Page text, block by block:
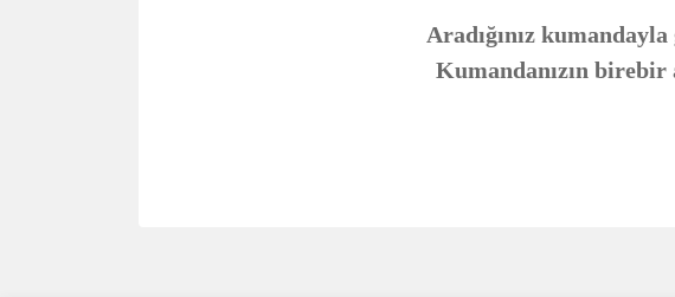
Aradığınız
Kumandanızın birebir